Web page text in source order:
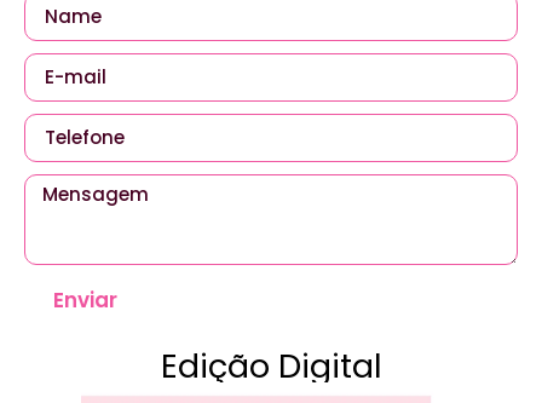
Enviar
Edição Digital